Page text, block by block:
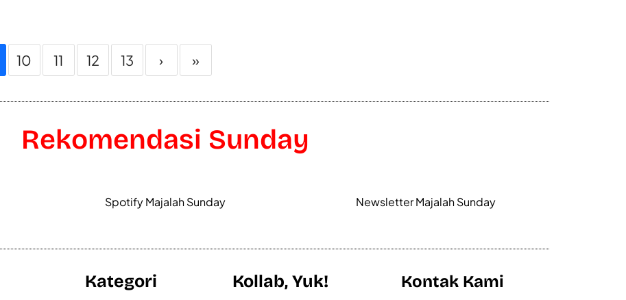
10 11 12 13 › »
Rekomendasi Sunday
Spotify Majalah Sunday Newsletter Majalah Sunday
Kategori Kollab, Yuk! Kontak Kami